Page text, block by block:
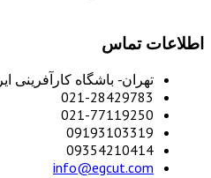
اطلاعات تماس
تهران- باشگاه کارآفرینی
021-28429783
021-77119250
09193103319
09354210414
info@egcut.com